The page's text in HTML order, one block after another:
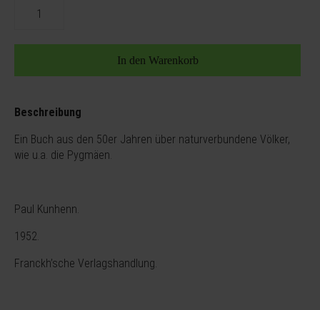
Beschreibung
Ein Buch aus den 50er Jahren über naturverbundene Völker,
wie u.a. die Pygmäen.
Paul Kunhenn.
1952.
Franckh’sche Verlagshandlung.